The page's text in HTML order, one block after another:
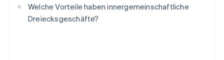
Welche Vorteile haben innergemeinschaftliche
Dreiecksgeschäfte?